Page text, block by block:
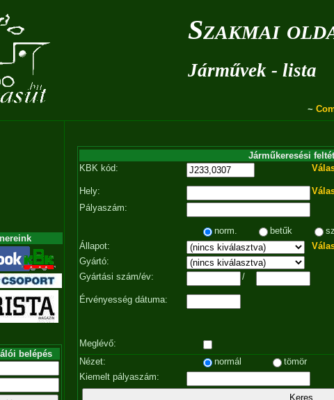
Szakmai
Járművek - lista
~
belépés
Járműkeresési
KBK kód:
Hely:
Pályaszám:
norm.
betűk
Állapot:
Gyártó:
Gyártási szám/év:
/
Érvényesség dátuma:
Meglévő:
Nézet:
normál tömör
Kiemelt pályaszám: